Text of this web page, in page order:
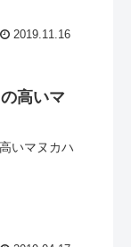
2019.11.16
高いマ
いマヌカハ